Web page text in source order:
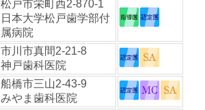
松戸市栄町西2-870-1
日本大学松戸歯学部付
属病院
市川市真間2-21-8
神戸歯科医院
船橋市三山2-43-9
みやま歯科医院